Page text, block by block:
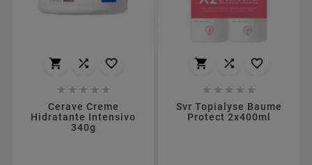
  
    
Cerave Creme
Hidratante Intensivo
340g
  
    
Svr Topialyse Baume
Protect 2x400ml